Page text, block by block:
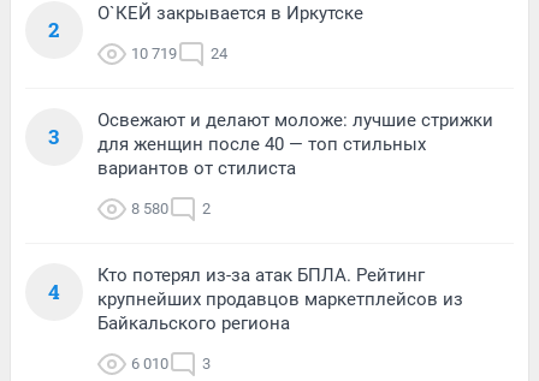
2
О`КЕЙ закрывается в Иркутске
10 719 24
3
Освежают и делают моложе: лучшие стрижки
для женщин после 40 — топ стильных
вариантов от стилиста
8 580 2
4
Кто потерял из-за атак БПЛА. Рейтинг
крупнейших продавцов маркетплейсов из
Байкальского региона
6 010 3